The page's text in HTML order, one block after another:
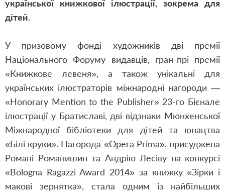
української книжкової ілюстрації, зокрема для
дітей.
У призовому фонді художників дві премії
Національного Форуму видавців, гран-прі премії
«Книжкове левеня», а також унікальні для
українських ілюстраторів міжнародні нагороди —
«Honorary Mention to the Publisher» 23-го Бієнале
ілюстрації у Братиславі, дві відзнаки Мюнхенської
Міжнародної бібліотеки для дітей та юнацтва
«Білі круки». Нагорода «Opera Prima», присуджена
Романі Романишин та Андрію Лесіву на конкурсі
«Bologna Ragazzi Award 2014» за книжку «Зірки і
макові зернятка», стала одним із найбільших